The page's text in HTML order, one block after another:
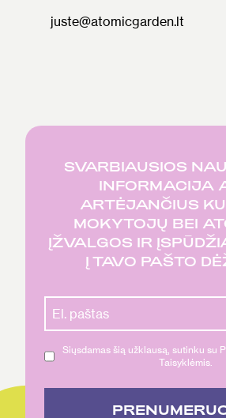
juste@atomicgarden.lt
SVARBIAUSIOS
INFORMACIJA
ARTĖJANČIUS
MOKYTOJŲ BEI
ĮŽVALGOS IR
Į TAVO PAŠTO
Siųsdamas šią užklausą, sutinku su
Taisyklėmis.